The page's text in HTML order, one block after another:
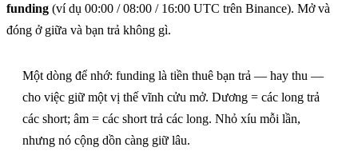
funding (ví dụ 00:00 / 08:00 / 16:00 UTC trên Binance). Mở và
đóng ở giữa và bạn trả không gì.
Một dòng để nhớ: funding là tiền thuê bạn trả — hay thu —
cho việc giữ một vị thế vĩnh cửu mở. Dương = các long trả
các short; âm = các short trả các long. Nhỏ xíu mỗi lần,
nhưng nó cộng dồn càng giữ lâu.